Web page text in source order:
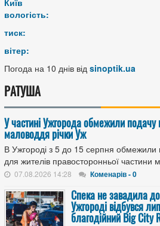
Київ
вологість:
тиск:
вітер:
Погода на 10 днів від sinoptik.ua
РАТУША
У частині Ужгорода обмежили подачу
маловоддя річки Уж
В Ужгороді з 5 до 15 серпня обмежили
для жителів правосторонньої частини
07.08.2026 14:28 Коменарів - 0
Спека не завадила
Ужгороді відбувся
благодійний Big City